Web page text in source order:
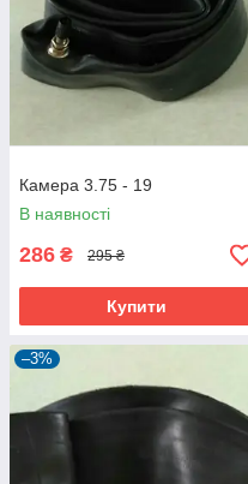
Камера 3.75 - 19
В наявності
286 ₴ 295 ₴
Купити
–3%